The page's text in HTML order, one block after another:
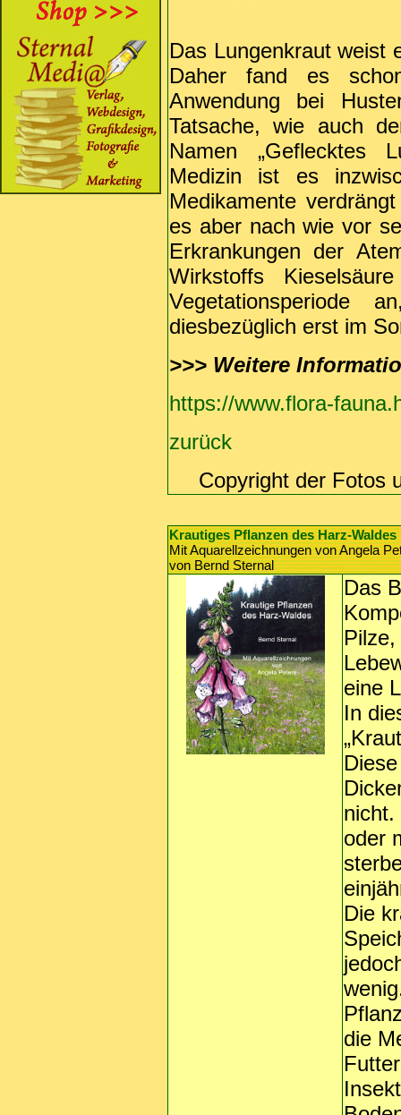
Das Lungenkraut weist
Daher fand es
Anwendung bei
Tatsache, wie auch
Namen „Geflecktes
Medizin ist es
Medikamente
es aber nach wie vor
Erkrankungen der
Wirkstoffs
Vegetationsperiode
diesbezüglich erst im
>>> Weitere
https://www.flora-
zurück
Copyright der Fotos
Krautiges Pflanzen des Harz-Waldes
Mit Aquarellzeichnungen von Angela
von Bernd Sternal
Das
eine
In
nicht.
oder
Die
die